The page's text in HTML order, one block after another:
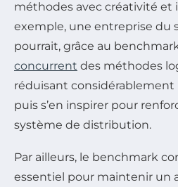
méthodes avec créativité et
exemple, une entreprise du
pourrait, grâce au
concurrent des méthodes
réduisant considérablement
puis s’en inspirer pour
système de distribution.
Par ailleurs, le benchmark
essentiel pour maintenir un